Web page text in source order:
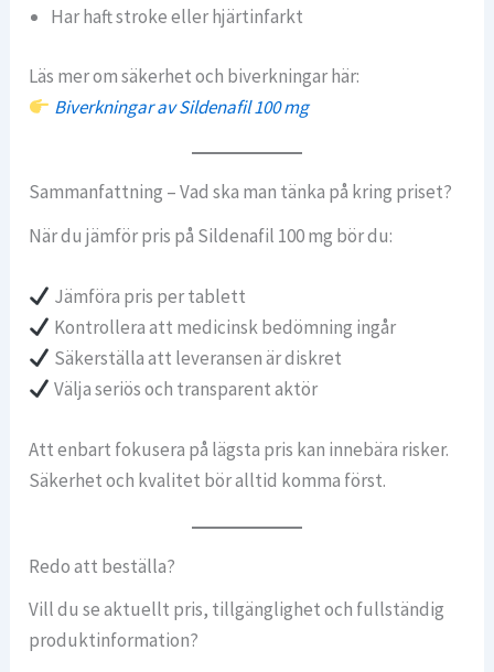
Har haft stroke eller hjärtinfarkt
Läs mer om säkerhet och biverkningar här:
Biverkningar av Sildenafil 100 mg
Sammanfattning – Vad ska man tänka på kring priset?
När du jämför pris på Sildenafil 100 mg bör du:
Jämföra pris per tablett
Kontrollera att medicinsk bedömning ingår
Säkerställa att leveransen är diskret
Välja seriös och transparent aktör
Att enbart fokusera på lägsta pris kan innebära risker.
Säkerhet och kvalitet bör alltid komma först.
Redo att beställa?
Vill du se aktuellt pris, tillgänglighet och fullständig
produktinformation?